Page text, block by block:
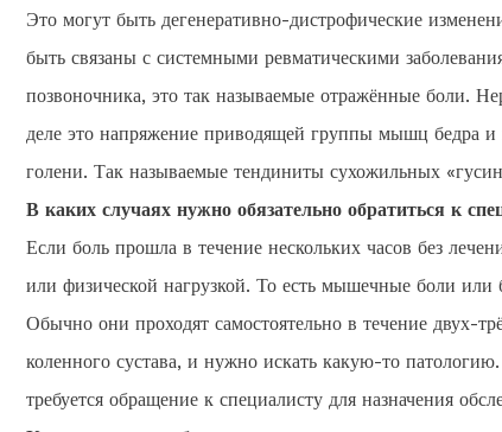
Это могут быть дегенеративно-дистрофические
быть связаны с системными ревматическими
позвоночника, это так называемые отражённые боли.
деле это напряжение приводящей группы мышц бедра
голени. Так называемые тендиниты сухожильных
В каких случаях нужно обязательно обратиться к
Если боль прошла в течение нескольких часов без
или физической нагрузкой. То есть мышечные боли
Обычно они проходят самостоятельно в течение двух-
коленного сустава, и нужно искать какую-то
требуется обращение к специалисту для назначения